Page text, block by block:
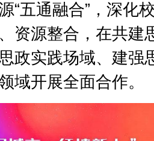
“五通融合”，深化
资源整合，在共建
政实践场域、建强
域开展全面合作。